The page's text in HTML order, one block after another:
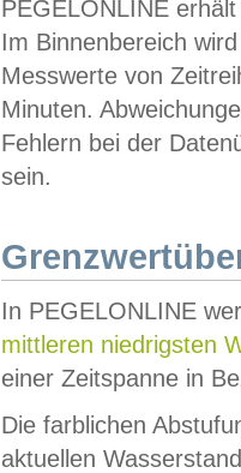
PEGELONLINE
Im Binnenbereich
Messwerte von
Minuten.
Fehlern bei der
sein.
In PEGELONLINE
mittleren niedrigsten
einer Zeitspanne in
Die farblichen
aktuellen